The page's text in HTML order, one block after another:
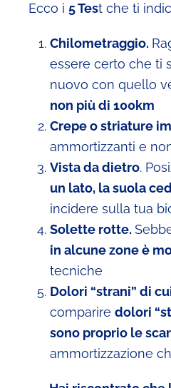
Ecco i 5 Test che ti
Chilometraggio.
essere certo che ti
nuovo con quello
non più di 100km
Crepe o striature
ammortizzanti e
Vista da dietro.
un lato, la suola
incidere sulla tua
Solette rotte.
in alcune zone è
tecniche
Dolori “strani” di
comparire dolori
sono proprio le
ammortizzazione